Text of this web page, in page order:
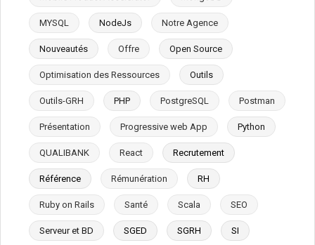
MYSQL NodeJs Notre Agence
Nouveautés Offre Open Source
Optimisation des Ressources Outils
Outils-GRH PHP PostgreSQL Postman
Présentation Progressive web App Python
QUALIBANK React Recrutement
Référence Rémunération RH
Ruby on Rails Santé Scala SEO
Serveur et BD SGED SGRH SI